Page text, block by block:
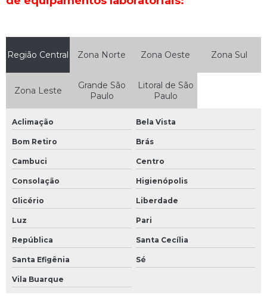
Região Central Zona Norte Zona Oeste Zona Sul
Zona Leste
Grande São
Paulo
Litoral de São
Paulo
Aclimação Bela Vista
Bom Retiro Brás
Cambuci Centro
Consolação Higienópolis
Glicério Liberdade
Luz Pari
República Santa Cecília
Santa Efigênia Sé
Vila Buarque